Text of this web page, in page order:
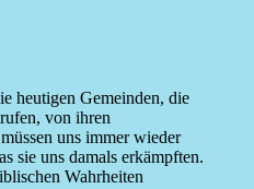
heutigen Gemeinden, die
von ihren
uns immer wieder
sie uns damals erkämpften.
Wahrheiten